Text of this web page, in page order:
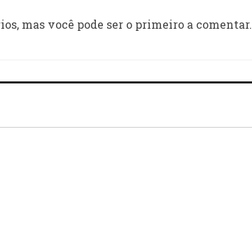
mas você pode ser o primeiro a comentar.